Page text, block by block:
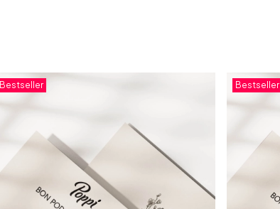
Bestseller Bestseller